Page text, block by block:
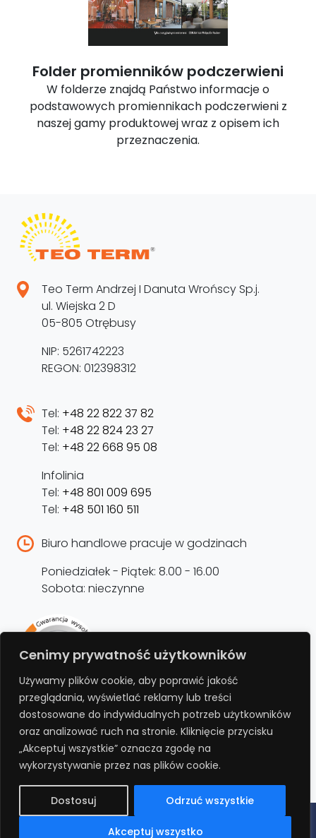
Cenimy prywatność użytkowników
Używamy plików cookie, aby poprawić jakość
przeglądania, wyświetlać reklamy lub treści
dostosowane do indywidualnych potrzeb użytkowników
oraz analizować ruch na stronie. Kliknięcie przycisku
„Akceptuj wszystkie” oznacza zgodę na
wykorzystywanie przez nas plików cookie.
Dostosuj Odrzuć wszystkie
Akceptuj wszystko
Folder promienników podczerwieni
W folderze znajdą Państwo informacje o
podstawowych promiennikach podczerwieni z
naszej gamy produktowej wraz z opisem ich
przeznaczenia.
Teo Term Andrzej I Danuta Wrońscy Sp.j.
ul. Wiejska 2 D
05-805 Otrębusy
NIP: 5261742223
REGON: 012398312
Tel: +48 22 822 37 82
Tel: +48 22 824 23 27
Tel: +48 22 668 95 08
Infolinia
Tel: +48 801 009 695
Tel: +48 501 160 511
Biuro handlowe pracuje w godzinach
Poniedziałek - Piątek: 8.00 - 16.00
Sobota: nieczynne
przedłużenie gwarancji
Bezpłatnie przedłuż gwarancję o kolejne 12
miesięcy rejestrując produkt na stronie.
REJESTRUJ
Polityka prywatności Regulamin RODO